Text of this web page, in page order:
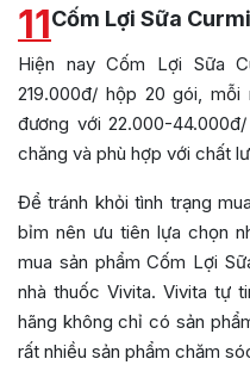
11Cốm Lợi Sữa
Hiện nay Cốm Lợi Sữa
219.000đ/ hộp 20 gói,
đương với 22.000-
chăng và phù hợp với chất
Để tránh khỏi tình trạng
bỉm nên ưu tiên lựa chọn
mua sản phẩm Cốm Lợi
nhà thuốc Vivita. Vivita tự
hãng không chỉ có sản
rất nhiều sản phẩm chăm